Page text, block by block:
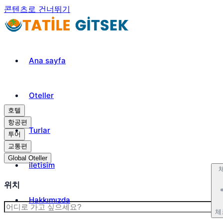
콘텐츠로 건너뛰기
Ana sayfa
Oteller
Turlar
iletisim
Hakkımızda
호텔
항공편
투어
교통편
Global Oteller
위치
체